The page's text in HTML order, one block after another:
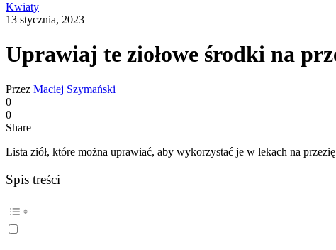
Kwiaty
13 stycznia, 2023
Uprawiaj te ziołowe środki na
Przez Maciej Szymański
0
0
Share
Lista ziół, które można uprawiać, aby wykorzystać je w lekach na
Spis treści